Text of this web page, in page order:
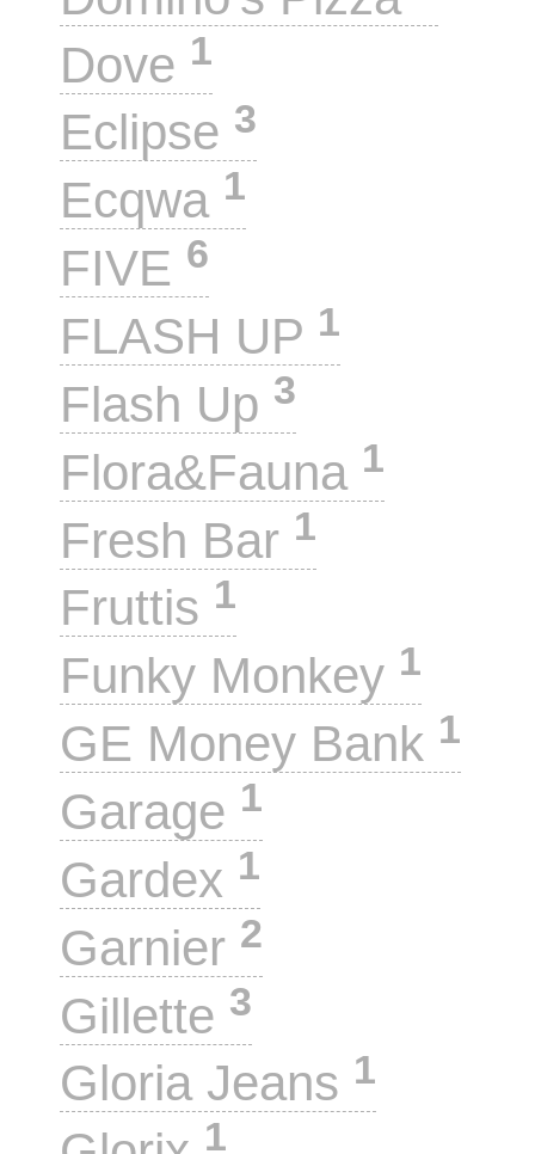
Dove 1
Eclipse 3
Ecqwa 1
FIVE 6
FLASH UP 1
Flash Up 3
Flora&Fauna 1
Fresh Bar 1
Fruttis 1
Funky Monkey 1
GE Money Bank 1
Garage 1
Gardex 1
Garnier 2
Gillette 3
Gloria Jeans 1
1